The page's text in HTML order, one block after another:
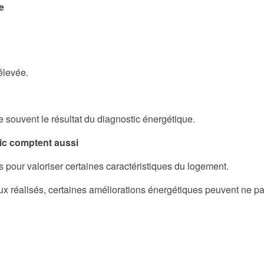
souvent le résultat du diagnostic énergétique.
comptent aussi
valoriser certaines caractéristiques du logement.
réalisés, certaines améliorations énergétiques peuvent ne